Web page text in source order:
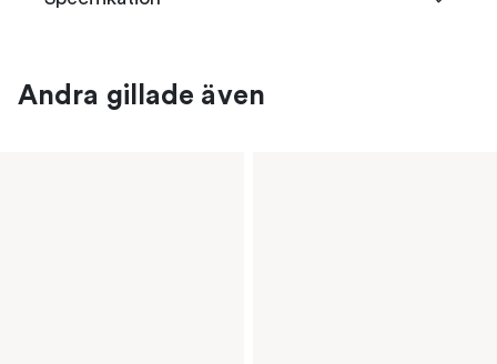
Andra gillade även